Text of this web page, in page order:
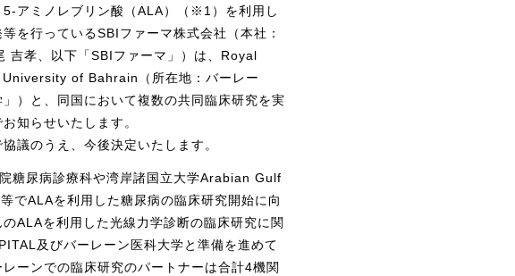
アミノレブリン酸（ALA）（※1）を利用し
を行っているSBIファーマ株式会社（本社：
吉孝、以下「SBIファーマ」）は、Royal
of Bahrain（所在地：バーレー
）と、同国において複数の共同臨床研究を実
知らせいたします。
議のうえ、今後決定いたします。
糖尿病診療科や湾岸諸国立大学Arabian Gulf
でALAを利用した糖尿病の臨床研究開始に向
ALAを利用した光線力学診断の臨床研究に関
及びバーレーン医科大学と準備を進めて
ーンでの臨床研究のパートナーは合計4機関